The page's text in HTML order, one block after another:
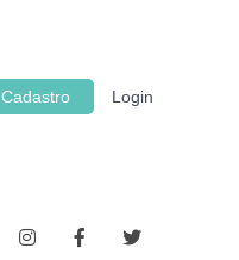
Cadastro Login
Categoria